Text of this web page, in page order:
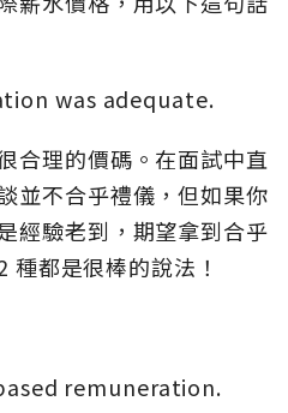
was adequate.
合理的價碼。在面試中直
並不合乎禮儀，但如果你
經驗老到，期望拿到合乎
都是很棒的說法！
remuneration.